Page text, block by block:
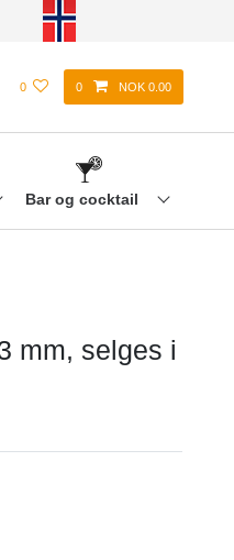
0 0 NOK 0.00
Bar og cocktail
mm, selges i